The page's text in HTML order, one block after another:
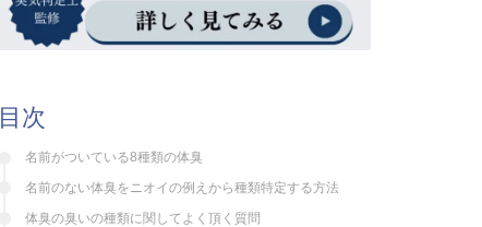
目次
名前がついている8種類の体臭
名前のない体臭をニオイの例えから種類特定する方法
体臭の臭いの種類に関してよく頂く質問